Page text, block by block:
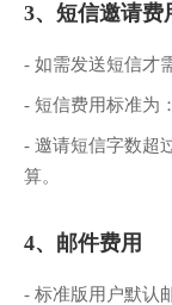
3、短信邀请费
- 如需发送短信才
- 短信费用标准为
- 邀请短信字数超
算。
4、邮件费用
- 标准版用户默认